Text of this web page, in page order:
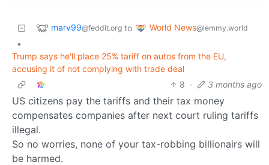
marv99@feddit.org to World News@lemmy.world
•
Trump says he'll place 25% tariff on autos from the EU,
accusing it of not complying with trade deal
8 · 3 months ago
US citizens pay the tariffs and their tax money
compensates companies after next court ruling tariffs
illegal.
So no worries, none of your tax-robbing billionairs will
be harmed.